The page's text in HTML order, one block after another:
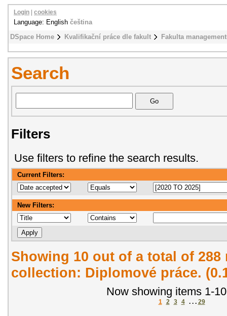
DSpace Home Kvalifikační práce dle fakult Fakulta
Login cookies
Language: English čeština
Search
Filters
Use filters to refine the search results.
Current Filters:
New Filters:
Showing 10 out of a total of
collection: Diplomové práce.
Now showing items 1-
1 2 3 4 . . . 29